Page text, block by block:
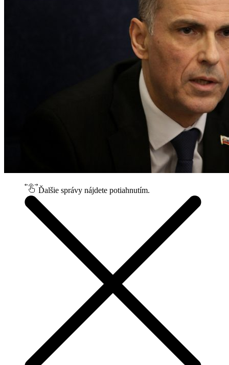
Ďalšie správy nájdete potiahnutím.